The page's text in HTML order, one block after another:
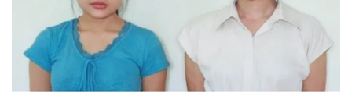
Sức khỏe
Dinh dưỡng - món ngon
Cây thuốc
Sản phụ khoa
Đời sống
Blog
Tình yêu - Gia đình